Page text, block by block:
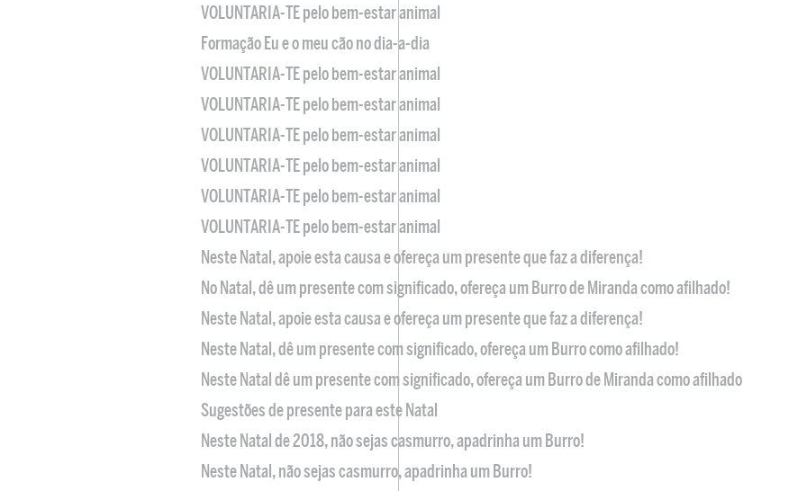
VOLUNTARIA-TE pelo bem-estar animal
Formação Eu e o meu cão no dia-a-dia
VOLUNTARIA-TE pelo bem-estar animal
VOLUNTARIA-TE pelo bem-estar animal
VOLUNTARIA-TE pelo bem-estar animal
VOLUNTARIA-TE pelo bem-estar animal
VOLUNTARIA-TE pelo bem-estar animal
VOLUNTARIA-TE pelo bem-estar animal
Neste Natal, apoie esta causa e ofereça um presente que faz a diferença!
No Natal, dê um presente com significado, ofereça um Burro de Miranda como afilhado!
Neste Natal, apoie esta causa e ofereça um presente que faz a diferença!
Neste Natal, dê um presente com significado, ofereça um Burro como afilhado!
Neste Natal dê um presente com significado, ofereça um Burro de Miranda como afilhado
Sugestões de presente para este Natal
Neste Natal de 2018, não sejas casmurro, apadrinha um Burro!
Neste Natal, não sejas casmurro, apadrinha um Burro!